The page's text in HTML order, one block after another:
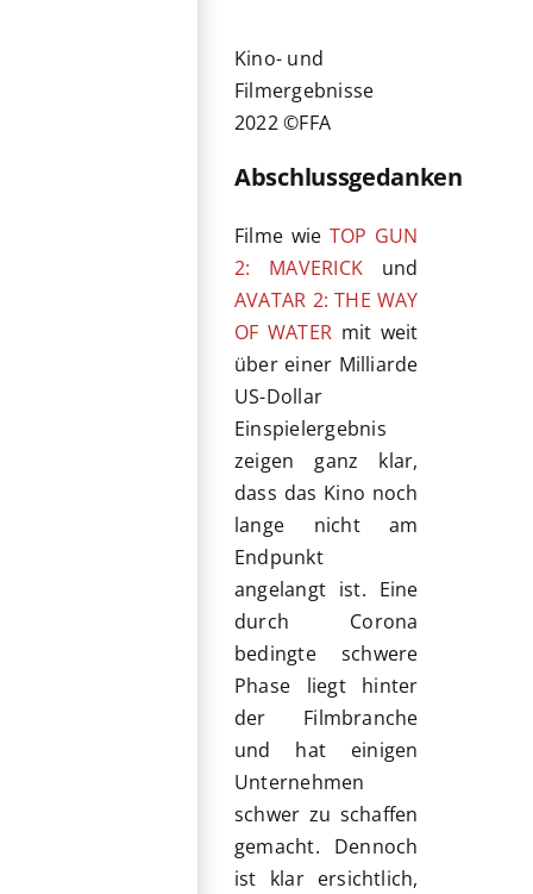
Kino- und
Filmergebnisse
2022 ©FFA
Abschlussgedanken
Filme wie TOP GUN
2: MAVERICK und
AVATAR 2: THE WAY
OF WATER mit weit
über einer Milliarde
US-Dollar
Einspielergebnis
zeigen ganz klar,
dass das Kino noch
lange nicht am
Endpunkt
angelangt ist. Eine
durch Corona
bedingte schwere
Phase liegt hinter
der Filmbranche
und hat einigen
Unternehmen
schwer zu schaffen
gemacht. Dennoch
ist klar ersichtlich,